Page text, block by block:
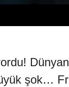
şok…